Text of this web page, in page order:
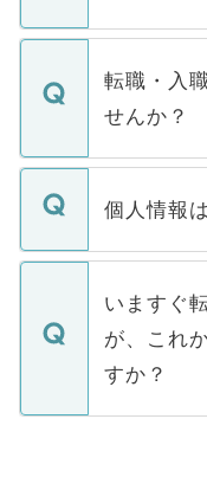
ます。通常
いただきま
い。
マイナビ
うち約3割
けない「非
下記の理由
ません。
■応募殺到
関を公にし
に、医療機
みを人材紹
ています。
転職・入
せんか？
転職・入職
ん。また、
定を承諾す
の辞退の連
ますので、
個人情報
個人情報が
で、ご安心
などで収集
ご本人のキ
支援を目的
ているすべ
いますぐ
が、これ
すか？